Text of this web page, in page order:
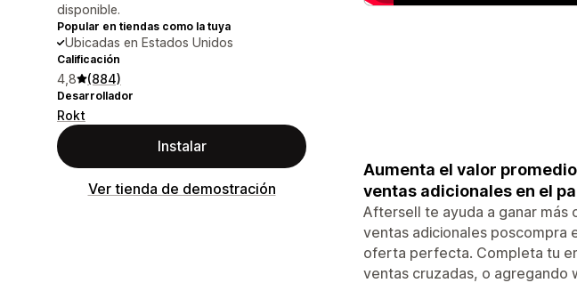
disponible.
Popular en tiendas como la tuya
Ubicadas en Estados Unidos
Calificación
4,8 (884)
Desarrollador
Rokt
Instalar
Ver tienda de demostración
Aumenta el valor
ventas adicionales en el
Aftersell te ayuda a ganar más
ventas adicionales poscompra
oferta perfecta. Completa tu
ventas cruzadas, o agregando